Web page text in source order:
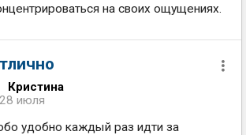
на своих ощущениях.
Кристина
июля
удобно каждый раз идти за